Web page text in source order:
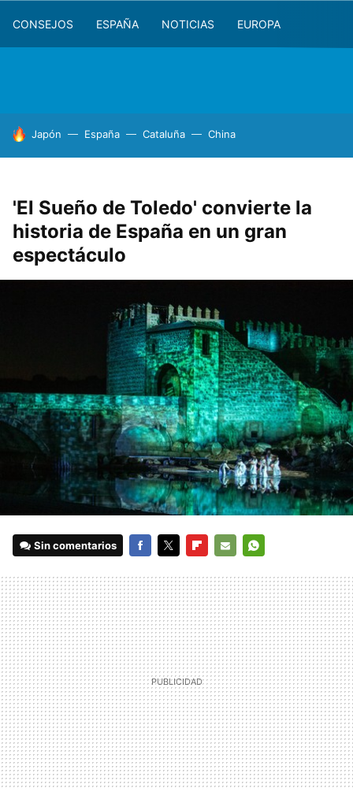
CONSEJOS ESPAÑA NOTICIAS EUROPA
HOY SE HABLA DE
Japón España Cataluña China
'El Sueño de Toledo' convierte la
historia de España en un gran
espectáculo
Sin comentarios
MAIL